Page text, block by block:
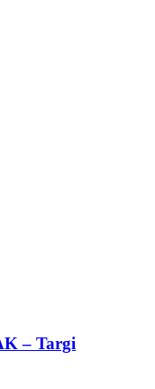
– Targi